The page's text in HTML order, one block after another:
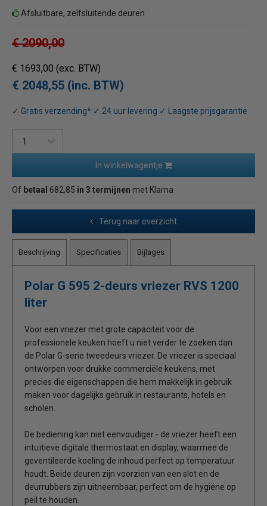
Afsluitbare, zelfsluitende deuren
€ 2090,00
€ 1693,00 (exc. BTW)
€ 2048,55 (inc. BTW)
✓ Gratis verzending* ✓ 24 uur levering ✓ Laagste prijsgarantie
In winkelwagentje
Of betaal 682,85 in 3 termijnen met Klarna
Terug naar overzicht
Beschrijving Specificaties Bijlages
Polar G 595 2-deurs vriezer RVS 1200
liter
Voor een vriezer met grote capaciteit voor de
professionele keuken hoeft u niet verder te zoeken dan
de Polar G-serie tweedeurs vriezer. De vriezer is speciaal
ontworpen voor drukke commerciële keukens, met
precies die eigenschappen die hem makkelijk in gebruik
maken voor dagelijks gebruik in restaurants, hotels en
scholen.
De bediening kan niet eenvoudiger - de vriezer heeft een
intuïtieve digitale thermostaat en display, waarmee de
geventileerde koeling de inhoud perfect op temperatuur
houdt. Beide deuren zijn voorzien van een slot en de
deurrubbers zijn uitneembaar, perfect om de hygiëne op
peil te houden.